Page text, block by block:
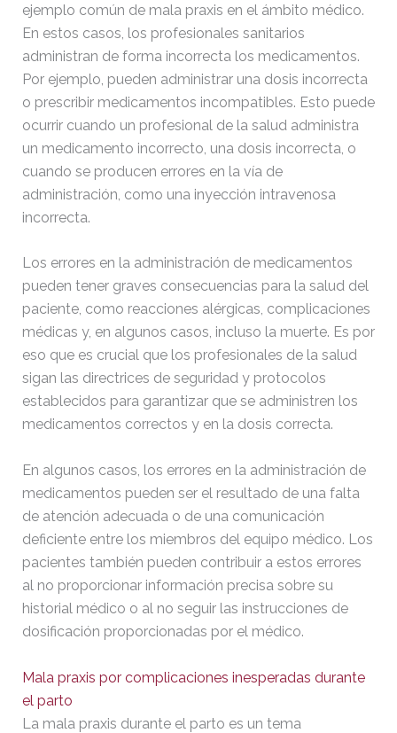
ejemplo común de mala praxis en el ámbito médico.
En estos casos, los profesionales sanitarios
administran de forma incorrecta los medicamentos.
Por ejemplo, pueden administrar una dosis incorrecta
o prescribir medicamentos incompatibles. Esto puede
ocurrir cuando un profesional de la salud administra
un medicamento incorrecto, una dosis incorrecta, o
cuando se producen errores en la vía de
administración, como una inyección intravenosa
incorrecta.
Los errores en la administración de medicamentos
pueden tener graves consecuencias para la salud del
paciente, como reacciones alérgicas, complicaciones
médicas y, en algunos casos, incluso la muerte. Es por
eso que es crucial que los profesionales de la salud
sigan las directrices de seguridad y protocolos
establecidos para garantizar que se administren los
medicamentos correctos y en la dosis correcta.
En algunos casos, los errores en la administración de
medicamentos pueden ser el resultado de una falta
de atención adecuada o de una comunicación
deficiente entre los miembros del equipo médico. Los
pacientes también pueden contribuir a estos errores
al no proporcionar información precisa sobre su
historial médico o al no seguir las instrucciones de
dosificación proporcionadas por el médico.
Mala praxis por complicaciones inesperadas durante
el parto
La mala praxis durante el parto es un tema